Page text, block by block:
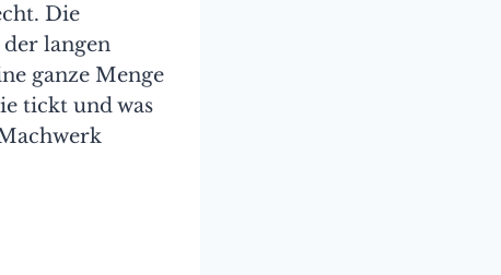
Die
langen
ganze Menge
tickt und was